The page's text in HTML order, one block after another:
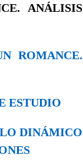
ANÁLISIS
ROMANCE.
ESTUDIO
DINÁMICO